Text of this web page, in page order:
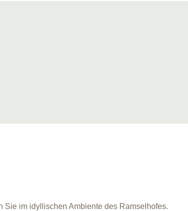
Sie im idyllischen Ambiente des Ramselhofes.